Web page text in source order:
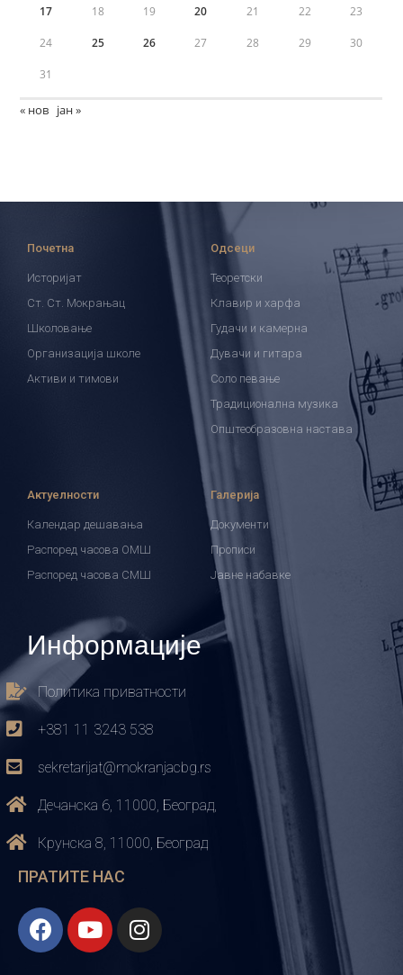
17 18 19 20 21 22 23
24 25 26 27 28 29 30
31
« нов јан »
Почетна
Историјат
Ст. Ст. Мокрањац
Школовање
Организација школе
Активи и тимови
Одсеци
Теоретски
Клавир и харфа
Гудачи и камерна
Дувачи и гитара
Соло певање
Традиционална музика
Општеобразовна настава
Актуелности
Календар дешавања
Распоред часова ОМШ
Распоред часова СМШ
Галерија
Документи
Прописи
Јавне набавке
Информације
Политика приватности
+381 11 3243 538
sekretarijat@mokranjacbg.rs
Дечанска 6, 11000, Београд,
Крунска 8, 11000, Београд
ПРАТИТЕ НАС